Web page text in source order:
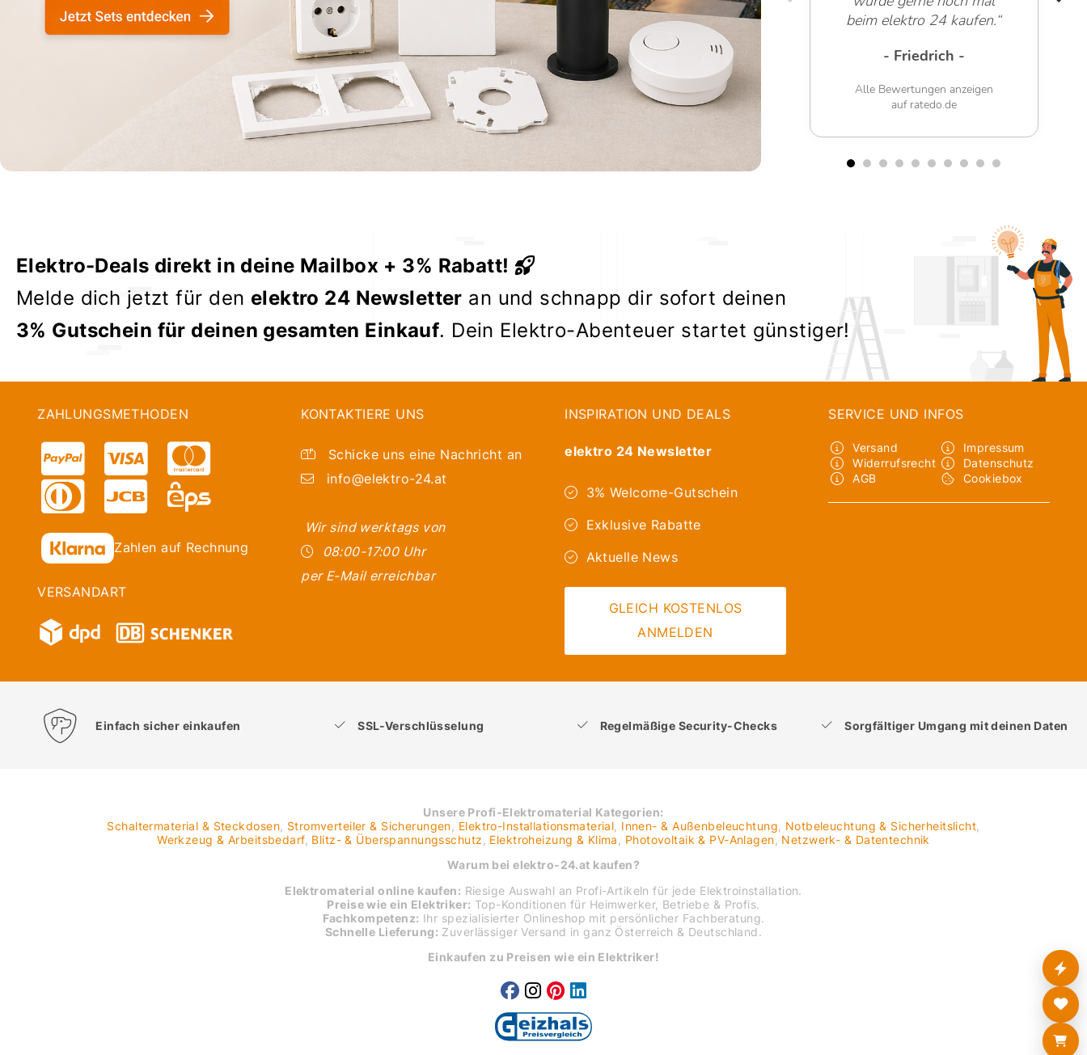
beim elektro 24 kaufen.“
- Friedrich -
Alle Bewertungen anzeigen
auf ratedo.de
Elektro-Deals direkt in deine Mailbox + 3% Rabatt!
Melde dich jetzt für den elektro 24 Newsletter an und schnapp dir sofort deinen
3% Gutschein für deinen gesamten Einkauf. Dein Elektro-Abenteuer startet günstiger!
ZAHLUNGSMETHODEN
Zahlen auf Rechnung
VERSANDART
KONTAKTIERE UNS
Schicke uns eine Nachricht an
info@elektro-24.at
Wir sind werktags von
08:00-17:00 Uhr
per E-Mail erreichbar
INSPIRATION UND DEALS
elektro 24 Newsletter
3% Welcome-Gutschein
Exklusive Rabatte
Aktuelle News
GLEICH KOSTENLOS
ANMELDEN
SERVICE UND INFOS
Versand
Widerrufsrecht
AGB
Impressum
Datenschutz
Cookiebox
Einfach sicher einkaufen SSL-Verschlüsselung Regelmäßige Security-Checks Sorgfältiger Umgang mit deinen Daten
Unsere Profi-Elektromaterial Kategorien:
Schaltermaterial & Steckdosen, Stromverteiler & Sicherungen Elektro-Installationsmaterial Innen- & Außenbeleuchtung Notbeleuchtung & Sicherheitslicht
Werkzeug & Arbeitsbedarf, Blitz- & Überspannungsschutz Elektroheizung & Klima Photovoltaik & PV-Anlagen Netzwerk- & Datentechnik
Warum bei elektro-24.at kaufen?
Elektromaterial online kaufen: Riesige Auswahl an Profi-Artikeln für jede Elektroinstallation.
Preise wie ein Elektriker: Top-Konditionen für Heimwerker, Betriebe & Profis.
Fachkompetenz: Ihr spezialisierter Onlineshop mit persönlicher Fachberatung.
Schnelle Lieferung: Zuverlässiger Versand in ganz Österreich & Deutschland.
Einkaufen zu Preisen wie ein Elektriker!